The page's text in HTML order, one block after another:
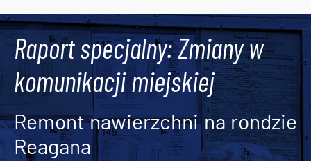
Raport specjalny: Zmiany w
komunikacji miejskiej
Remont nawierzchni na rondzie
Reagana